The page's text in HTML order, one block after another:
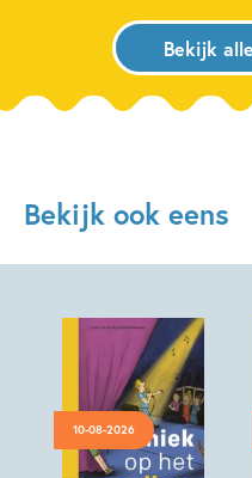
Bekijk
Bekijk ook eens
10-08-2026